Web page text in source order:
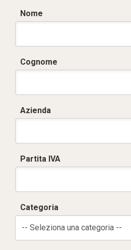
Nome
Cognome
Azienda
Partita IVA
Categoria
-- Seleziona una categoria --